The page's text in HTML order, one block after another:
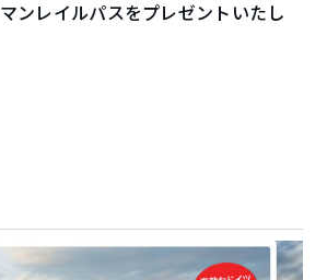
ンレイルパスをプレゼントいたし